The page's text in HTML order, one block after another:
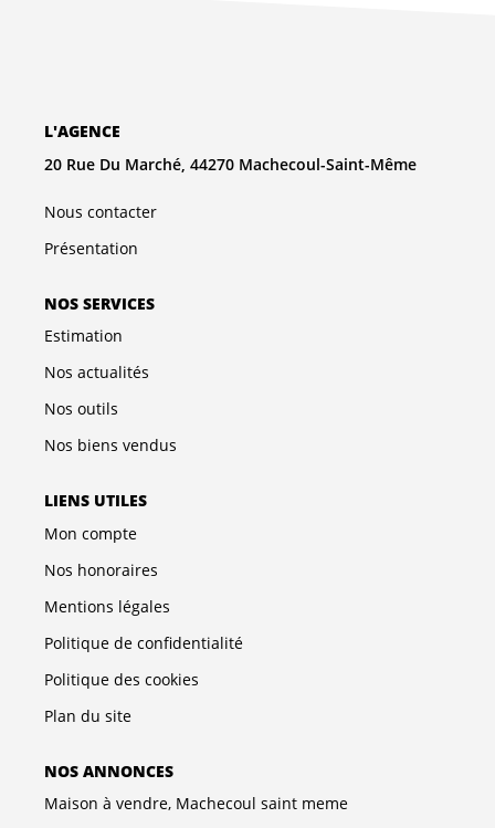
L'AGENCE
20 Rue Du Marché, 44270 Machecoul-Saint-Même
Nous contacter
Présentation
NOS SERVICES
Estimation
Nos actualités
Nos outils
Nos biens vendus
LIENS UTILES
Mon compte
Nos honoraires
Mentions légales
Politique de confidentialité
Politique des cookies
Plan du site
NOS ANNONCES
Maison à vendre, Machecoul saint meme